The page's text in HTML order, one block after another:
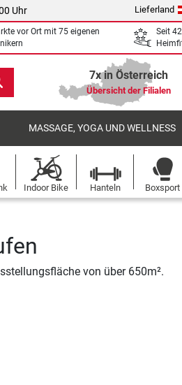
Uhr Lieferland
vor Ort mit 75 eigenen
Seit
7x in Österreich
Übersicht der Filialen
MASSAGE, YOGA UND WELLNESS
Indoor Bike Hanteln Boxsport
von über 650m².